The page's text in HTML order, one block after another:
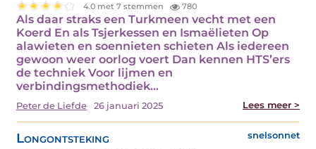
4.0 met 7 stemmen 780
Als daar straks een Turkmeen vecht met een
Koerd En als Tsjerkessen en Ismaëlieten Op
alawieten en soennieten schieten Als iedereen
gewoon weer oorlog voert Dan kennen HTS’ers
de techniek Voor lijmen en
verbindingsmethodiek…
Peter de Liefde 26 januari 2025 Lees meer >
Longontsteking snelsonnet